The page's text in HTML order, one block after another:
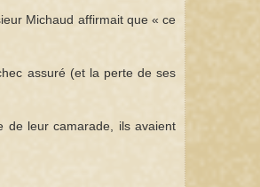
Michaud affirmait que « ce
assuré (et la perte de ses
de leur camarade, ils avaient